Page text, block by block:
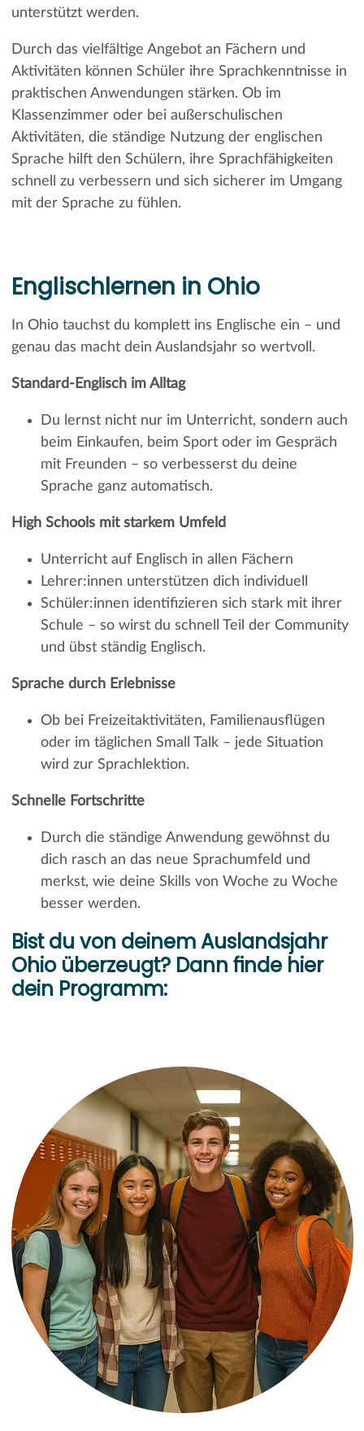
unterstützt werden.
Durch das vielfältige Angebot an Fächern und
Aktivitäten können Schüler ihre Sprachkenntnisse in
praktischen Anwendungen stärken. Ob im
Klassenzimmer oder bei außerschulischen
Aktivitäten, die ständige Nutzung der englischen
Sprache hilft den Schülern, ihre Sprachfähigkeiten
schnell zu verbessern und sich sicherer im Umgang
mit der Sprache zu fühlen.
Englischlernen in Ohio
In Ohio tauchst du komplett ins Englische ein – und
genau das macht dein Auslandsjahr so wertvoll.
Standard-Englisch im Alltag
Du lernst nicht nur im Unterricht, sondern auch
beim Einkaufen, beim Sport oder im Gespräch
mit Freunden – so verbesserst du deine
Sprache ganz automatisch.
High Schools mit starkem Umfeld
Unterricht auf Englisch in allen Fächern
Lehrer:innen unterstützen dich individuell
Schüler:innen identifizieren sich stark mit ihrer
Schule – so wirst du schnell Teil der Community
und übst ständig Englisch.
Sprache durch Erlebnisse
Ob bei Freizeitaktivitäten, Familienausflügen
oder im täglichen Small Talk – jede Situation
wird zur Sprachlektion.
Schnelle Fortschritte
Durch die ständige Anwendung gewöhnst du
dich rasch an das neue Sprachumfeld und
merkst, wie deine Skills von Woche zu Woche
besser werden.
Bist du von deinem Auslandsjahr
Ohio überzeugt? Dann finde hier
dein Programm: